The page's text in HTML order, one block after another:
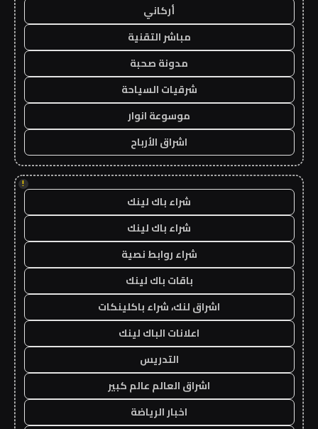
أركاني
مباشر التقنية
مدونة صحبة
شرقيات السياحة
موسوعة انوار
اشراق الأرباح
!
شراء باك لينك
شراء باك لينك
شراء روابط نصية
باقات باك لينك
اشراق لنك، شراء باكلينكات
اعلانات الباك لينك
التدريس
اشراق العالم عالم كبير
اخبار الرياضة